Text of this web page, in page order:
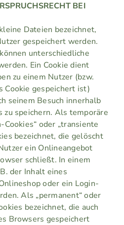
BEI
Dateien bezeichnet,
gespeichert werden.
unterschiedliche
Ein Cookie dient
zu einem Nutzer (bzw.
Cookie gespeichert ist)
seinem Besuch innerhalb
zu speichern. Als temporäre
Cookies“ oder „transiente
bezeichnet, die gelöscht
ein Onlineangebot
schließt. In einem
der Inhalt eines
oder ein Login-
Als „permanent“ oder
bezeichnet, die auch
Browsers gespeichert